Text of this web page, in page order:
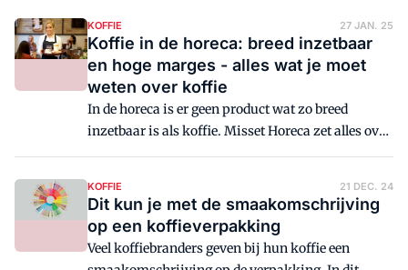
wat nodig is voor die perfecte espresso en wat je
aan de machine kunt doen om die perfecte
expresso te bereiden.
KOFFIE 27 JAN. 25
Koffie in de horeca: breed inzetbaar
en hoge marges - alles wat je moet
weten over koffie
In de horeca is er geen product wat zo breed
inzetbaar is als koffie. Misset Horeca zet alles over
koffie in de horeca in een long reed op een rij.
KOFFIE 21 DEC. 24
Dit kun je met de smaakomschrijving
op een koffieverpakking
Veel koffiebranders geven bij hun koffie een